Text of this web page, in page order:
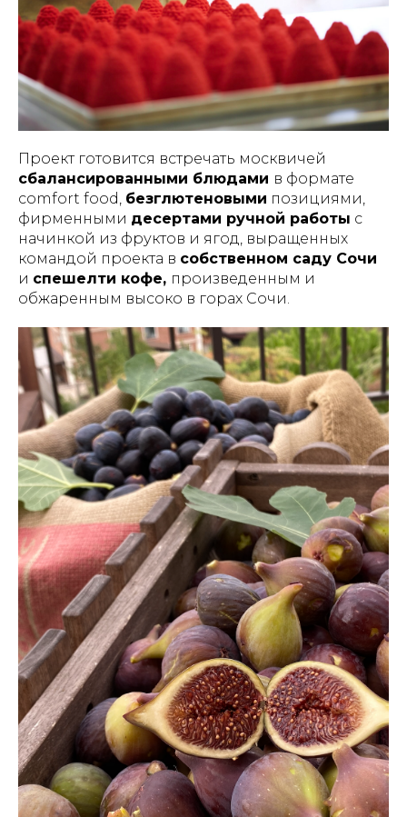
Проект готовится встречать москвичей
сбалансированными блюдами в формате
comfort food, безглютеновыми позициями,
фирменными десертами ручной работы с
начинкой из фруктов и ягод, выращенных
командой проекта в собственном саду Сочи
и спешелти кофе, произведенным и
обжаренным высоко в горах Сочи.